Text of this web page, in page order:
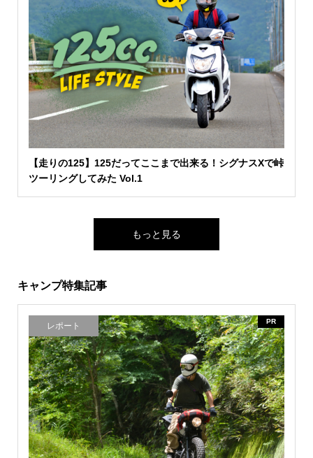
【走りの125】125だってここまで出来る！シグナスXで峠
ツーリングしてみた Vol.1
もっと見る
キャンプ特集記事
レポート PR